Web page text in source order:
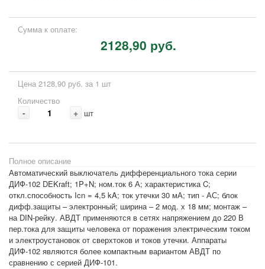
Сумма к оплате:
2128,90 руб.
Цена 2128,90 руб. за 1 шт
Количество
- + шт
Полное описание
Автоматический выключатель дифференциального тока серии
ДИФ-102 DEKraft; 1P+N; ном.ток 6 А; характеристика C;
откл.способность Icn = 4,5 kA; ток утечки 30 мА; тип - АС; блок
дифф.защиты – электронный; ширина – 2 мод. х 18 мм; монтаж –
на DIN-рейку. АВДТ применяются в сетях напряжением до 220 В
пер.тока для защиты человека от поражения электрическим током
и электроустановок от сверхтоков и токов утечки. Аппараты
ДИФ-102 являются более компактным вариантом АВДТ по
сравнению с серией ДИФ-101.